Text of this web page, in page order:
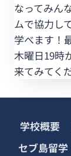
なってみん
ムで協力し
学べます！
木曜日19時
来てみてく
学校概要
セブ島留学